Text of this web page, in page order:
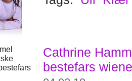
Cathrine
bestefars